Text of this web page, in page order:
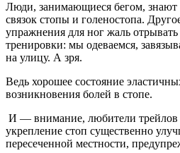
Люди, занимающиеся бегом, знают
связок стопы и голеностопа.
упражнения для ног жаль
тренировки: мы одеваемся,
на улицу. А зря.
Ведь хорошее состояние
возникновения болей в стопе.
И — внимание, любители трейлов
укрепление стоп существенно
пересеченной местности,